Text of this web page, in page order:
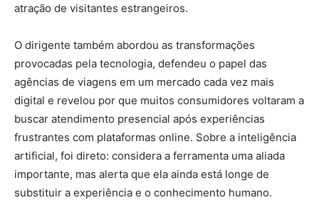
atração de visitantes estrangeiros.
O dirigente também abordou as transformações
provocadas pela tecnologia, defendeu o papel das
agências de viagens em um mercado cada vez mais
digital e revelou por que muitos consumidores voltaram a
buscar atendimento presencial após experiências
frustrantes com plataformas online. Sobre a inteligência
artificial, foi direto: considera a ferramenta uma aliada
importante, mas alerta que ela ainda está longe de
substituir a experiência e o conhecimento humano.